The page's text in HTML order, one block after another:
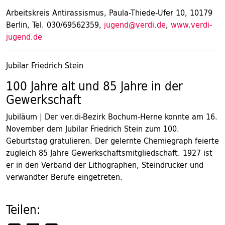
Arbeitskreis Antirassismus, Paula-Thiede-Ufer 10, 10179
Berlin, Tel. 030/69562359, jugend@verdi.de, www.verdi-
jugend.de
Jubilar Friedrich Stein
100 Jahre alt und 85 Jahre in der
Gewerkschaft
Jubiläum | Der ver.di-Bezirk Bochum-Herne konnte am 16.
November dem Jubilar Friedrich Stein zum 100.
Geburtstag gratulieren. Der gelernte Chemiegraph feierte
zugleich 85 Jahre Gewerkschaftsmitgliedschaft. 1927 ist
er in den Verband der Lithographen, Steindrucker und
verwandter Berufe eingetreten.
Teilen: